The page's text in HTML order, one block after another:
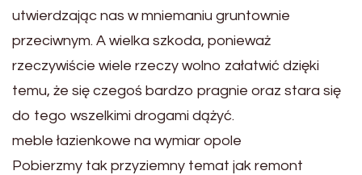
utwierdzając nas w mniemaniu gruntownie
przeciwnym. A wielka szkoda, ponieważ
rzeczywiście wiele rzeczy wolno załatwić dzięki
temu, że się czegoś bardzo pragnie oraz stara się
do tego wszelkimi drogami dążyć.
meble łazienkowe na wymiar opole
Pobierzmy tak przyziemny temat jak remont